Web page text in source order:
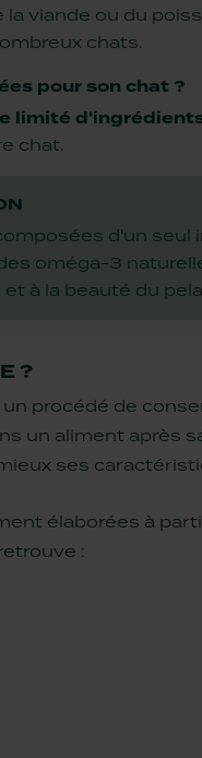
la viande ou du
chats.
pour son chat ?
limité
chat.
d'un seul
oméga-3
à la beauté du
?
procédé de
un aliment après
ses
élaborées à
: